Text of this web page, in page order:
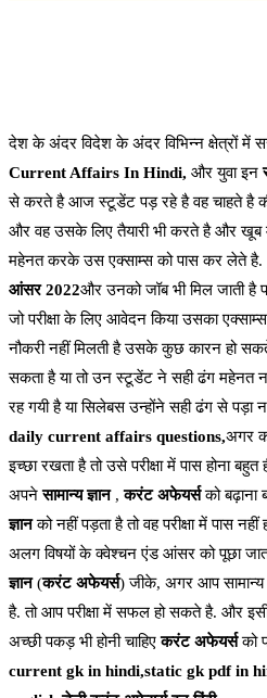
देश के अंदर विदेश के अंदर विभिन्न क्षेत्रों में
Current Affairs In Hindi, और युवा इन
से करते है आज स्टूडेंट पड़ रहे है वह चाहते है
और वह उसके लिए तैयारी भी करते है और खूब
महेनत करके उस एक्साम्स को पास कर लेते
आंसर 2022और उनको जॉब भी मिल जाती है
जो परीक्षा के लिए आवेदन किया उसका
नौकरी नहीं मिलती है उसके कुछ कारन हो
सकता है या तो उन स्टूडेंट ने सही ढंग महेनत
रह गयी है या सिलेबस उन्होंने सही ढंग से पड़ा
daily current affairs questions,अगर
इच्छा रखता है तो उसे परीक्षा में पास होना
अपनेसामान्य ज्ञान,करंट अफेयर्सको बढ़ाना
ज्ञानको नहीं पड़ता है तो वह परीक्षा में पास
अलग विषयों के क्वेश्चन एंड आंसर को पूछा
ज्ञान(करंट अफेयर्स) जीके, अगर आप सामान्य
है. तो आप परीक्षा में सफल हो सकते है. और
अच्छी पकड़ भी होनी चाहिएकरंट अफेयर्सको
current gk in hindi,static gk pdf in